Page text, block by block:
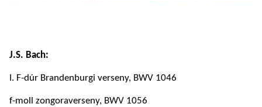
J.S. Bach:
I. F-dúr Brandenburgi verseny, BWV 1046
f-moll zongoraverseny, BWV 1056